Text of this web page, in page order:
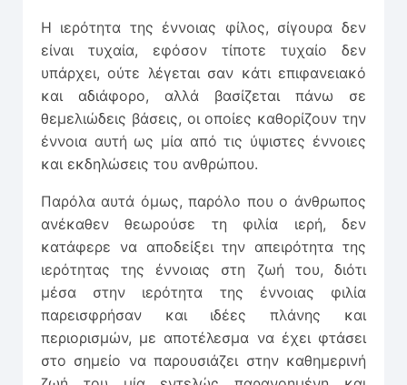
Η ιερότητα της έννοιας φίλος, σίγουρα δεν
είναι τυχαία, εφόσον τίποτε τυχαίο δεν
υπάρχει, ούτε λέγεται σαν κάτι επιφανειακό
και αδιάφορο, αλλά βασίζεται πάνω σε
θεμελιώδεις βάσεις, οι οποίες καθορίζουν την
έννοια αυτή ως μία από τις ύψιστες έννοιες
και εκδηλώσεις του ανθρώπου.
Παρόλα αυτά όμως, παρόλο που ο άνθρωπος
ανέκαθεν θεωρούσε τη φιλία ιερή, δεν
κατάφερε να αποδείξει την απειρότητα της
ιερότητας της έννοιας στη ζωή του, διότι
μέσα στην ιερότητα της έννοιας φιλία
παρεισφρήσαν και ιδέες πλάνης και
περιορισμών, με αποτέλεσμα να έχει φτάσει
στο σημείο να παρουσιάζει στην καθημερινή